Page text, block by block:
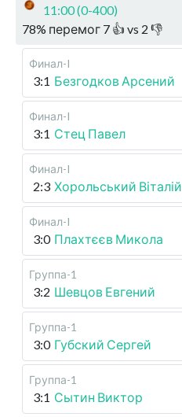
11:00 (0-400)
78% перемог 7 👍 vs 2 👎
Финал-I
3:1 Безгодков Арсений
Финал-I
3:1 Стец Павел
Финал-I
2:3 Хорольський Віталій
Финал-I
3:0 Плахтєєв Микола
Группа-1
3:2 Шевцов Евгений
Группа-1
3:0 Губский Сергей
Группа-1
3:1 Сытин Виктор